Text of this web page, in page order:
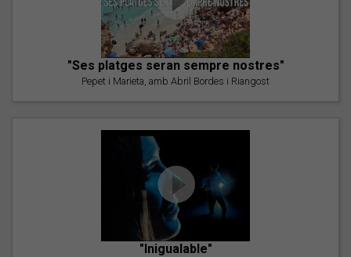
"Ses platges seran sempre nostres"
Pepet i Marieta, amb Abril Bordes i Riangost
"Inigualable"